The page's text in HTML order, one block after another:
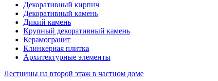
Декоративный кирпич
Декоративный камень
Дикий камень
Крупный декоративный камень
Керамогранит
Клинкерная плитка
Архитектурные элементы
Лестницы на второй этаж в частном доме